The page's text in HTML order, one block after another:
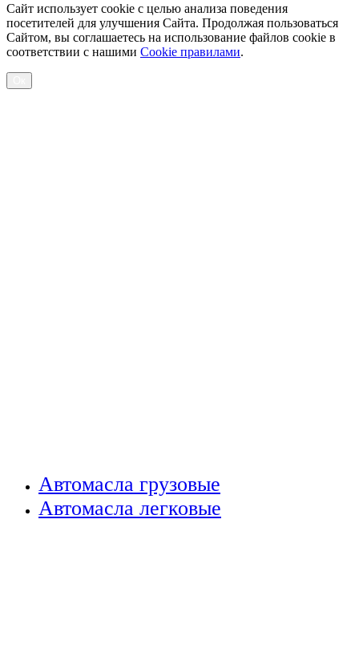
Сайт использует cookie с целью анализа поведения
посетителей для улучшения Сайта. Продолжая пользоваться
Сайтом, вы соглашаетесь на использование файлов cookie в
соответствии с нашими Cookiе правилами.
Автомасла грузовые
Автомасла легковые